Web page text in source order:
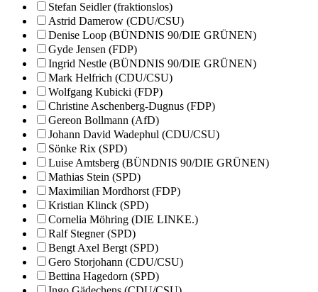
Stefan Seidler (fraktionslos)
Astrid Damerow (CDU/CSU)
Denise Loop (BÜNDNIS 90/DIE GRÜNEN)
Gyde Jensen (FDP)
Ingrid Nestle (BÜNDNIS 90/DIE GRÜNEN)
Mark Helfrich (CDU/CSU)
Wolfgang Kubicki (FDP)
Christine Aschenberg-Dugnus (FDP)
Gereon Bollmann (AfD)
Johann David Wadephul (CDU/CSU)
Sönke Rix (SPD)
Luise Amtsberg (BÜNDNIS 90/DIE GRÜNEN)
Mathias Stein (SPD)
Maximilian Mordhorst (FDP)
Kristian Klinck (SPD)
Cornelia Möhring (DIE LINKE.)
Ralf Stegner (SPD)
Bengt Axel Bergt (SPD)
Gero Storjohann (CDU/CSU)
Bettina Hagedorn (SPD)